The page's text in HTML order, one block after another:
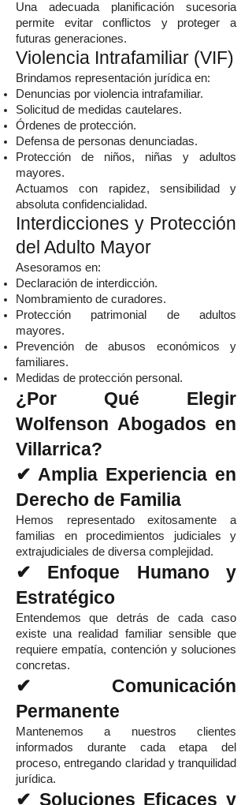
Una adecuada planificación sucesoria
permite evitar conflictos y proteger a
futuras generaciones.
Violencia Intrafamiliar (VIF)
Brindamos representación jurídica en:
Denuncias por violencia intrafamiliar.
Solicitud de medidas cautelares.
Órdenes de protección.
Defensa de personas denunciadas.
Protección de niños, niñas y adultos
mayores.
Actuamos con rapidez, sensibilidad y
absoluta confidencialidad.
Interdicciones y Protección
del Adulto Mayor
Asesoramos en:
Declaración de interdicción.
Nombramiento de curadores.
Protección patrimonial de adultos
mayores.
Prevención de abusos económicos y
familiares.
Medidas de protección personal.
¿Por Qué Elegir
Wolfenson Abogados en
Villarrica?
✔ Amplia Experiencia en
Derecho de Familia
Hemos representado exitosamente a
familias en procedimientos judiciales y
extrajudiciales de diversa complejidad.
✔ Enfoque Humano y
Estratégico
Entendemos que detrás de cada caso
existe una realidad familiar sensible que
requiere empatía, contención y soluciones
concretas.
✔ Comunicación
Permanente
Mantenemos a nuestros clientes
informados durante cada etapa del
proceso, entregando claridad y tranquilidad
jurídica.
✔ Soluciones Eficaces y